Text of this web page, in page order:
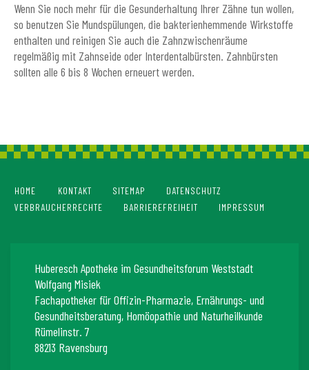
Wenn Sie noch mehr für die Gesunderhaltung Ihrer Zähne tun wollen,
so benutzen Sie Mundspülungen, die bakterienhemmende Wirkstoffe
enthalten und reinigen Sie auch die Zahnzwischenräume
regelmäßig mit Zahnseide oder Interdentalbürsten. Zahnbürsten
sollten alle 6 bis 8 Wochen erneuert werden.
HOME KONTAKT SITEMAP
DATENSCHUTZ
VERBRAUCHERRECHTE
BARRIEREFREIHEIT IMPRESSUM
Huberesch Apotheke im Gesundheitsforum Weststadt
Wolfgang Misiek
Fachapotheker für Offizin-Pharmazie, Ernährungs- und
Gesundheitsberatung, Homöopathie und Naturheilkunde
Rümelinstr. 7
88213 Ravensburg